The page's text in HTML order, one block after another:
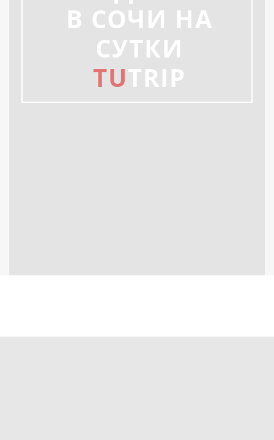
В СОЧИ НА
СУТКИ
TUTRIP